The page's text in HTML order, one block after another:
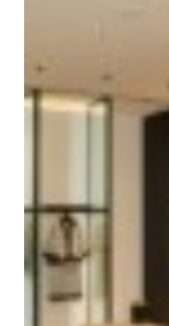
BY
OF
ARCHITECTE
SAVOIR
RÉALISATIONS